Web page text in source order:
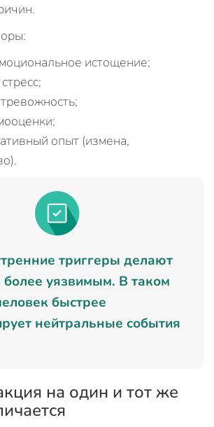
истощение;
опыт (измена,
триггеры делают
более уязвимым. В таком
быстрее
нейтральные события
на один и тот же